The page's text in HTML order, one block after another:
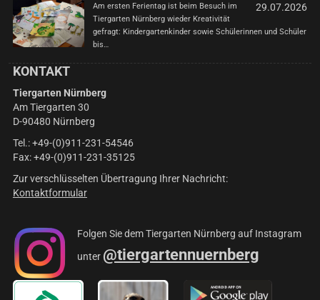
29.07.2026
Am ersten Ferientag ist beim Besuch im
Tiergarten Nürnberg wieder Kreativität
gefragt: Kindergartenkinder sowie Schülerinnen und Schüler
bis…
KONTAKT
Tiergarten Nürnberg
Am Tiergarten 30
D-90480 Nürnberg
Tel.: +49-(0)911-231-54546
Fax: +49-(0)911-231-35125
Zur verschlüsselten Übertragung Ihrer Nachricht:
Kontaktformular
Folgen Sie dem Tiergarten Nürnberg auf Instagram
unter @tiergartennuernberg